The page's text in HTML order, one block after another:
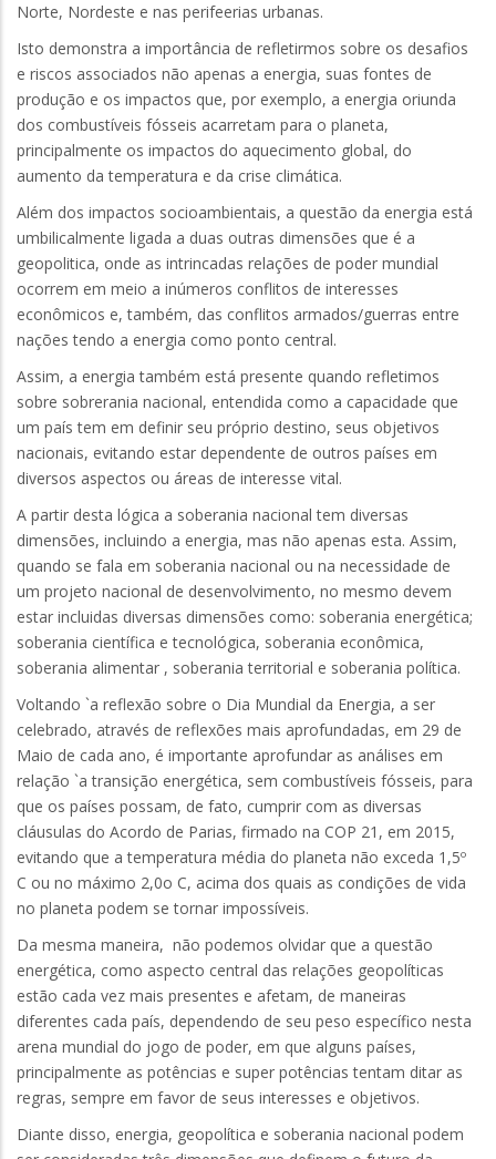
Norte, Nordeste e nas perifeerias urbanas.
Isto demonstra a importância de refletirmos sobre os desafios
e riscos associados não apenas a energia, suas fontes de
produção e os impactos que, por exemplo, a energia oriunda
dos combustíveis fósseis acarretam para o planeta,
principalmente os impactos do aquecimento global, do
aumento da temperatura e da crise climática.
Além dos impactos socioambientais, a questão da energia está
umbilicalmente ligada a duas outras dimensões que é a
geopolitica, onde as intrincadas relações de poder mundial
ocorrem em meio a inúmeros conflitos de interesses
econômicos e, também, das conflitos armados/guerras entre
nações tendo a energia como ponto central.
Assim, a energia também está presente quando refletimos
sobre sobrerania nacional, entendida como a capacidade que
um país tem em definir seu próprio destino, seus objetivos
nacionais, evitando estar dependente de outros países em
diversos aspectos ou áreas de interesse vital.
A partir desta lógica a soberania nacional tem diversas
dimensões, incluindo a energia, mas não apenas esta. Assim,
quando se fala em soberania nacional ou na necessidade de
um projeto nacional de desenvolvimento, no mesmo devem
estar incluidas diversas dimensões como: soberania energética;
soberania científica e tecnológica, soberania econômica,
soberania alimentar , soberania territorial e soberania política.
Voltando `a reflexão sobre o Dia Mundial da Energia, a ser
celebrado, através de reflexões mais aprofundadas, em 29 de
Maio de cada ano, é importante aprofundar as análises em
relação `a transição energética, sem combustíveis fósseis, para
que os países possam, de fato, cumprir com as diversas
cláusulas do Acordo de Parias, firmado na COP 21, em 2015,
evitando que a temperatura média do planeta não exceda 1,5º
C ou no máximo 2,0o C, acima dos quais as condições de vida
no planeta podem se tornar impossíveis.
Da mesma maneira, não podemos olvidar que a questão
energética, como aspecto central das relações geopolíticas
estão cada vez mais presentes e afetam, de maneiras
diferentes cada país, dependendo de seu peso específico nesta
arena mundial do jogo de poder, em que alguns países,
principalmente as potências e super potências tentam ditar as
regras, sempre em favor de seus interesses e objetivos.
Diante disso, energia, geopolítica e soberania nacional podem